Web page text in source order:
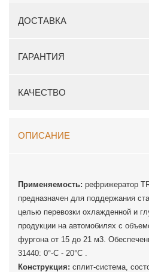
ДОСТАВКА
ГАРАНТИЯ
КАЧЕСТВО
ОПИСАНИЕ
Применяемость: рефрижератор
предназначен для поддержания
целью перевозки охлажденной и
продукции на автомобилях с
фургона от 15 до 21 м3.
31440: 0°-C - 20°C .
Конструкция: сплит-система,